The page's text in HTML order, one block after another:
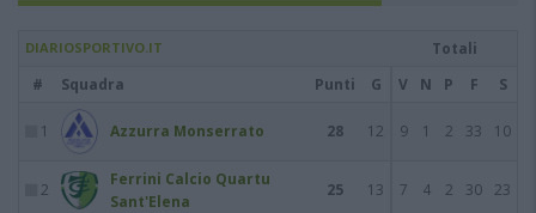
DIARIOSPORTIVO.IT
Totali
#
Squadra Punti G V N P F S
1 Azzurra Monserrato 28 12 9 1 2 33 10
2
Ferrini Calcio Quartu
Sant'Elena
25 13 7 4 2 30 23